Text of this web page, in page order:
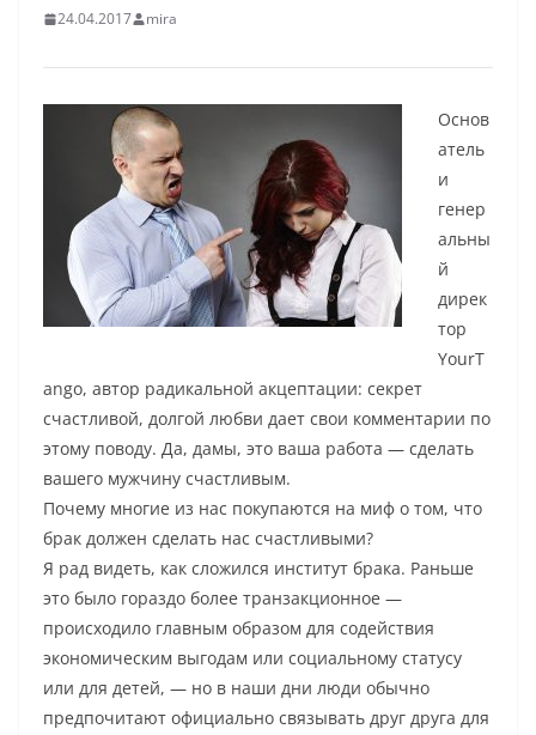
24.04.2017 mira
Основ
атель
и
генер
альны
й
дирек
тор
YourT
ango, автор радикальной акцептации: секрет
счастливой, долгой любви дает свои комментарии по
этому поводу. Да, дамы, это ваша работа — сделать
вашего мужчину счастливым.
Почему многие из нас покупаются на миф о том, что
брак должен сделать нас счастливыми?
Я рад видеть, как сложился институт брака. Раньше
это было гораздо более транзакционное —
происходило главным образом для содействия
экономическим выгодам или социальному статусу
или для детей, — но в наши дни люди обычно
предпочитают официально связывать друг друга для